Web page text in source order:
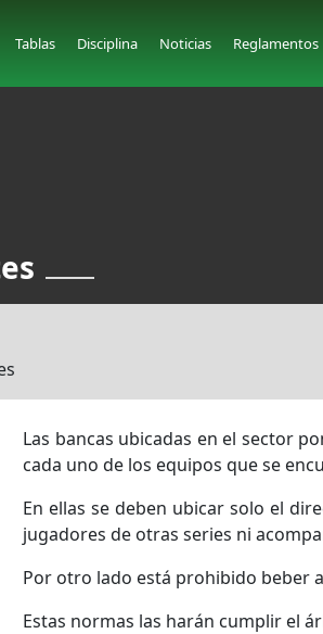
Tablas Disciplina Noticias Reglamentos
Las bancas ubicadas en el sector
cada uno de los equipos que se
En ellas se deben ubicar solo el
jugadores de otras series ni
Por otro lado está prohibido beber
Estas normas las harán cumplir el